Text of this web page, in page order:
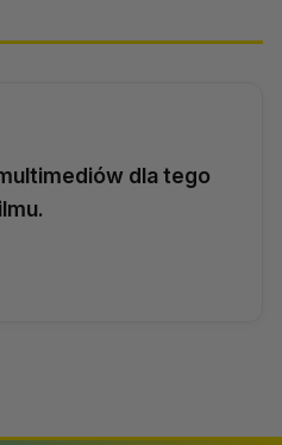
dla tego